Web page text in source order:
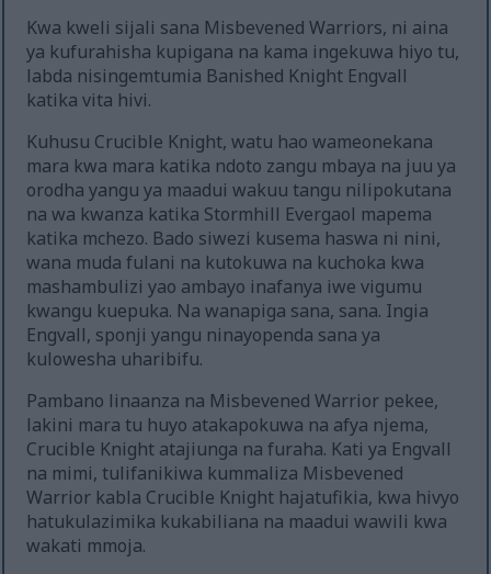
Kwa kweli sijali sana Misbevened Warriors, ni aina
ya kufurahisha kupigana na kama ingekuwa hiyo tu,
labda nisingemtumia Banished Knight Engvall
katika vita hivi.
Kuhusu Crucible Knight, watu hao wameonekana
mara kwa mara katika ndoto zangu mbaya na juu ya
orodha yangu ya maadui wakuu tangu nilipokutana
na wa kwanza katika Stormhill Evergaol mapema
katika mchezo. Bado siwezi kusema haswa ni nini,
wana muda fulani na kutokuwa na kuchoka kwa
mashambulizi yao ambayo inafanya iwe vigumu
kwangu kuepuka. Na wanapiga sana, sana. Ingia
Engvall, sponji yangu ninayopenda sana ya
kulowesha uharibifu.
Pambano linaanza na Misbevened Warrior pekee,
lakini mara tu huyo atakapokuwa na afya njema,
Crucible Knight atajiunga na furaha. Kati ya Engvall
na mimi, tulifanikiwa kummaliza Misbevened
Warrior kabla Crucible Knight hajatufikia, kwa hivyo
hatukulazimika kukabiliana na maadui wawili kwa
wakati mmoja.